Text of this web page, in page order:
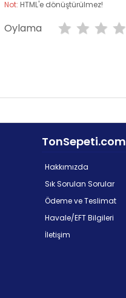
Not: HTML'e dönüştürülmez!
Oylama
TonSepeti.com
Hakkımızda
Sık Sorulan Sorular
Ödeme ve Teslimat
Havale/EFT Bilgileri
İletişim